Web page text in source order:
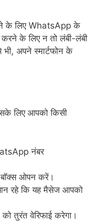
के लिए WhatsApp के
के लिए न तो लंबी-लंबी
अपने स्मार्टफोन के
लिए आपको किसी
नंबर
ओपन करें।
रहे कि यह मैसेज आपको
तुरंत वेरिफाई करेगा।